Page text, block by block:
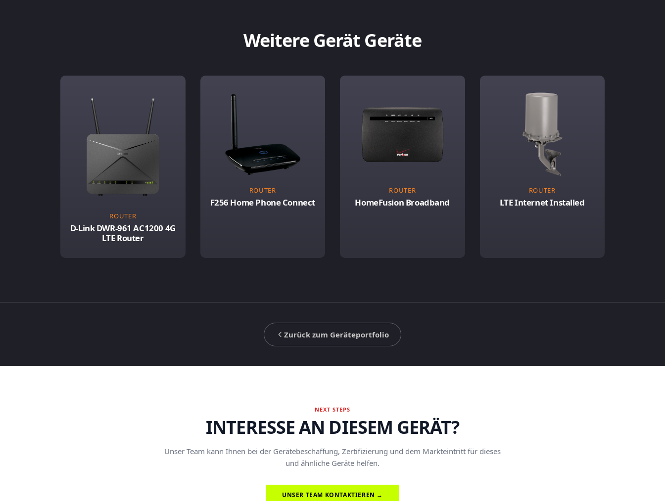
Weitere Gerät Geräte
ROUTER
D-Link DWR-961 AC1200 4G
LTE Router
ROUTER
F256 Home Phone Connect
ROUTER
HomeFusion Broadband
ROUTER
LTE Internet Installed
Zurück zum Geräteportfolio
NEXT STEPS
INTERESSE AN DIESEM GERÄT?
Unser Team kann Ihnen bei der Gerätebeschaffung, Zertifizierung und dem Markteintritt für dieses
und ähnliche Geräte helfen.
UNSER TEAM KONTAKTIEREN →